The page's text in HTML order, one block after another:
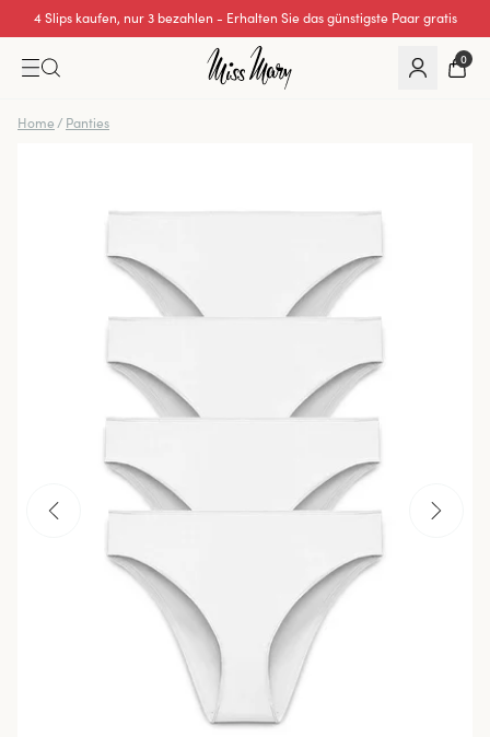
4 Slips kaufen, nur 3 bezahlen - Erhalten Sie das günstigste Paar gratis
0
Home / Panties